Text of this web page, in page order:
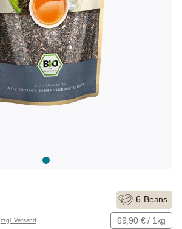
zzgl. Versand
6 Beans
69,90 € / 1kg